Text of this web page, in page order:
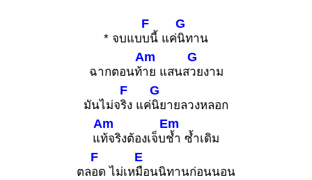
* จบแบ
F
บนี้ แค่
G
นิทาน
ฉากตอนท้
Am
าย แสนส
G
วยงาม
มันไม่จ
F
ริง แค่
G
นิยายลวงหลอก
แ
Am
ท้จริงต้องเจ็บ
Em
ช้ำ ซ้ำเดิม
ตล
F
อด ไม่เห
E
มือนนิทานก่อนนอน